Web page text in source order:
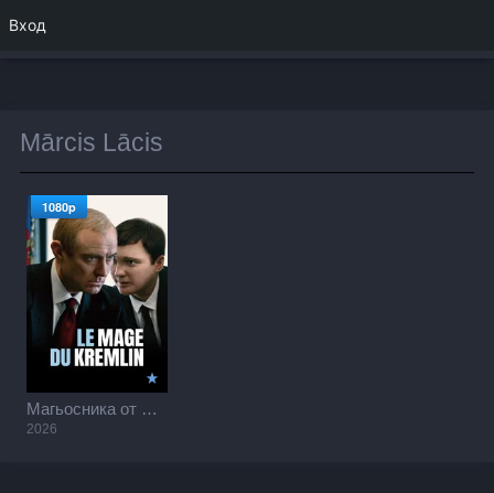
Mārcis Lācis
Магьосника от Кремъл / The Wizard of the Kremlin (2026)
2026
1080p
Вход